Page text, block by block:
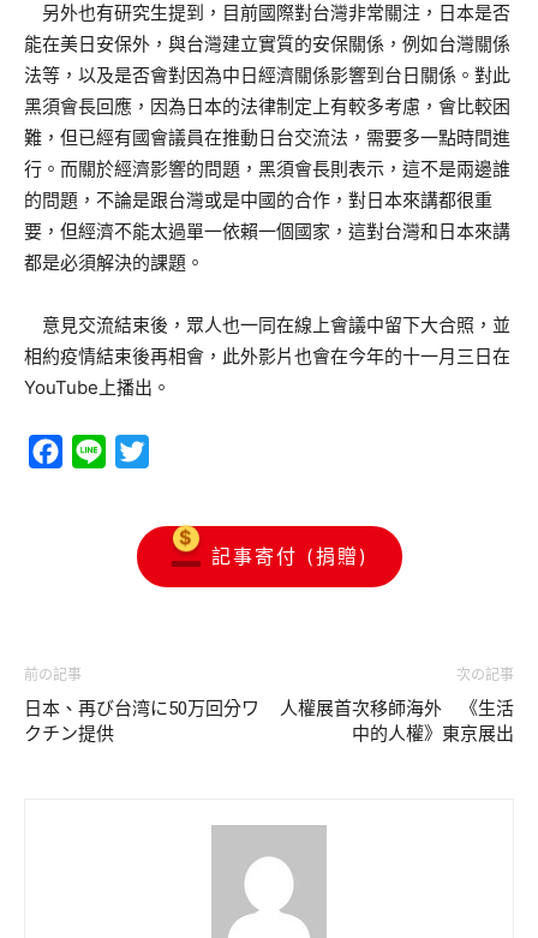
另外也有研究生提到，目前國際對台灣非常關注，日本是否
能在美日安保外，與台灣建立實質的安保關係，例如台灣關係
法等，以及是否會對因為中日經濟關係影響到台日關係。對此
黑須會長回應，因為日本的法律制定上有較多考慮，會比較困
難，但已經有國會議員在推動日台交流法，需要多一點時間進
行。而關於經濟影響的問題，黑須會長則表示，這不是兩邊誰
的問題，不論是跟台灣或是中國的合作，對日本來講都很重
要，但經濟不能太過單一依賴一個國家，這對台灣和日本來講
都是必須解決的課題。
意見交流結束後，眾人也一同在線上會議中留下大合照，並
相約疫情結束後再相會，此外影片也會在今年的十一月三日在
YouTube上播出。
Facebook
Line
記事寄付 (捐贈)
前の記事
日本、再び台湾に50万回分ワ
クチン提供
次の記事
人權展首次移師海外 《生活
中的人權》東京展出